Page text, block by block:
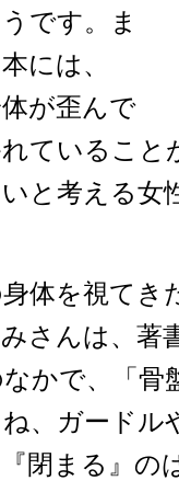
です。ま
には、
が歪んで
ていること
と考える女
体を視てき
さんは、著
かで、「骨
、ガードル
閉まる』の